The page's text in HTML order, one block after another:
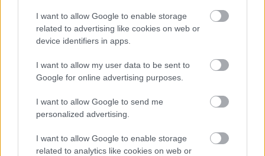
I want to allow Google to enable storage
related to advertising like cookies on web or
device identifiers in apps.
I want to allow my user data to be sent to
Google for online advertising purposes.
I want to allow Google to send me
personalized advertising.
I want to allow Google to enable storage
related to analytics like cookies on web or
Országos hírek
A lakosságra is fontos szerep hárul a
Országos hírek
TÚLFOGYASZTÁS NAPJA - JÚLIUS 30-RA
ÉVRE ELEGENDŐ ERŐFORRÁSAIT